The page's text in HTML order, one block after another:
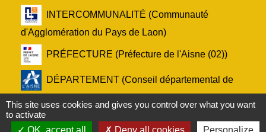
INTERCOMMUNALITÉ (Communauté
d'Agglomération du Pays de Laon)
PRÉFECTURE (Préfecture de l'Aisne (02))
DÉPARTEMENT (Conseil départemental de
RÉGION (Conseil régional des Hauts-de-
This site uses cookies and gives you control over what you want
to activate
OK, accept all
Deny all cookies Personalize